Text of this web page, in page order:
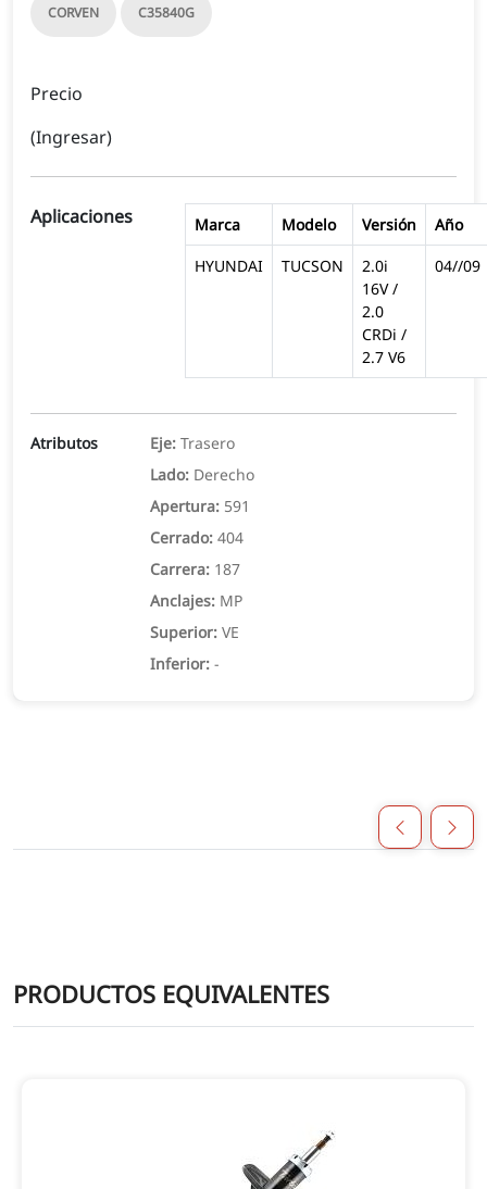
CORVEN C35840G
Precio
(Ingresar)
Aplicaciones Marca Modelo Versión
Año
HYUNDAI
TUCSON
2.0i
16V /
2.0
CRDi /
2.7 V6
04//09
Atributos Eje: Trasero
Lado: Derecho
Apertura: 591
Cerrado: 404
Carrera: 187
Anclajes: MP
Superior: VE
Inferior: -
PRODUCTOS EQUIVALENTES